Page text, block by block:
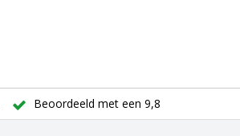
Beoordeeld met een 9,8